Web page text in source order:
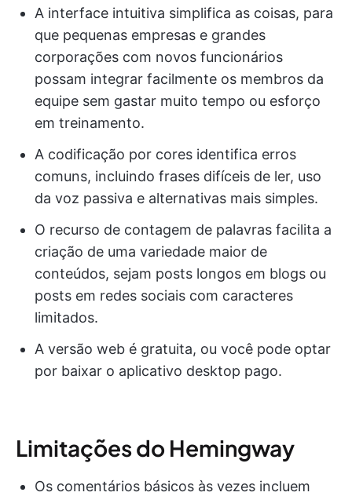
A interface intuitiva simplifica as coisas, para
que pequenas empresas e grandes
corporações com novos funcionários
possam integrar facilmente os membros da
equipe sem gastar muito tempo ou esforço
em treinamento.
A codificação por cores identifica erros
comuns, incluindo frases difíceis de ler, uso
da voz passiva e alternativas mais simples.
O recurso de contagem de palavras facilita a
criação de uma variedade maior de
conteúdos, sejam posts longos em blogs ou
posts em redes sociais com caracteres
limitados.
A versão web é gratuita, ou você pode optar
por baixar o aplicativo desktop pago.
Limitações do Hemingway
Os comentários básicos às vezes incluem